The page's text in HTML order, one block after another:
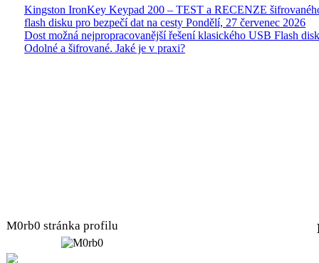
Kingston IronKey Keypad 200 – TEST a RECENZE
flash disku pro bezpečí dat na cesty Pondělí, 27 červenec 2026
Dost možná nejpropracovanější řešení klasického USB Flash
Odolné a šifrované. Jaké je v praxi?
M0rb0 stránka profilu